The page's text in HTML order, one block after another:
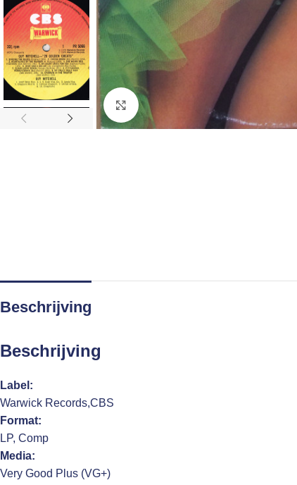
Click to enlarge
Beschrijving
Beschrijving
Label:
Warwick Records,CBS
Format:
LP, Comp
Media:
Very Good Plus (VG+)